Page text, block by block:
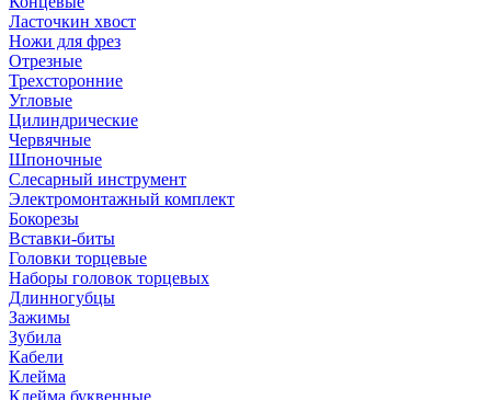
Ласточкин хвост
Ножи для фрез
Отрезные
Трехсторонние
Угловые
Цилиндрические
Червячные
Шпоночные
Слесарный инструмент
Электромонтажный комплект
Бокорезы
Вставки-биты
Головки торцевые
Наборы головок торцевых
Длинногубцы
Зажимы
Зубила
Кабели
Клейма
Клейма буквенные